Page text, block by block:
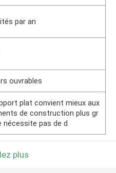
par an
ouvrables
plat convient mieux aux
de construction plus gr
nécessite pas de d
plus